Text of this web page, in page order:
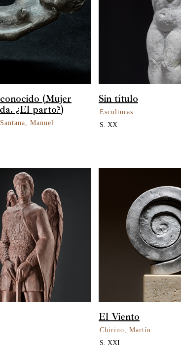
(Mujer
¿El parto?)
Manuel
Sin título
Esculturas
S. XX
El Viento
Chirino, Martín
S. XXI